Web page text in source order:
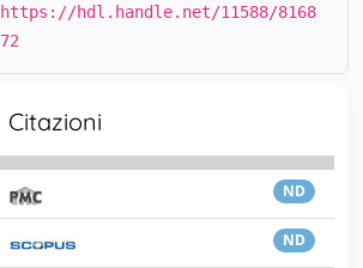
https://hdl.handle.net/11588/8168
72
Citazioni
ND
ND